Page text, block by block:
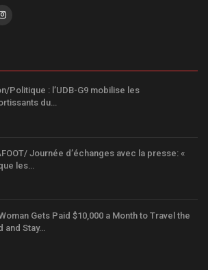
Politique : l’UDB-G9 mobilise les
du…
Journée d’échanges avec la presse: «
les…
Gets Paid $10,000 a Month to Travel the
and Stay…